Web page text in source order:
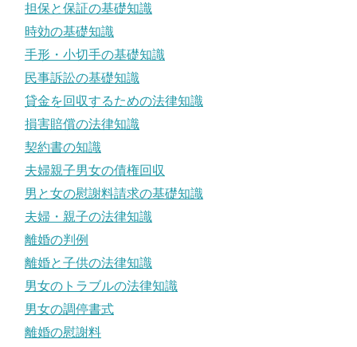
担保と保証の基礎知識
時効の基礎知識
手形・小切手の基礎知識
民事訴訟の基礎知識
貸金を回収するための法律知識
損害賠償の法律知識
契約書の知識
夫婦親子男女の債権回収
男と女の慰謝料請求の基礎知識
夫婦・親子の法律知識
離婚の判例
離婚と子供の法律知識
男女のトラブルの法律知識
男女の調停書式
離婚の慰謝料